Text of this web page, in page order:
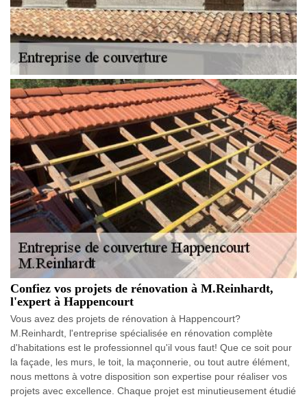
Confiez vos projets de rénovation à M.Reinhardt,
l'expert à Happencourt
Vous avez des projets de rénovation à Happencourt?
M.Reinhardt, l'entreprise spécialisée en rénovation complète
d'habitations est le professionnel qu'il vous faut! Que ce soit pour
la façade, les murs, le toit, la maçonnerie, ou tout autre élément,
nous mettons à votre disposition son expertise pour réaliser vos
projets avec excellence. Chaque projet est minutieusement étudié